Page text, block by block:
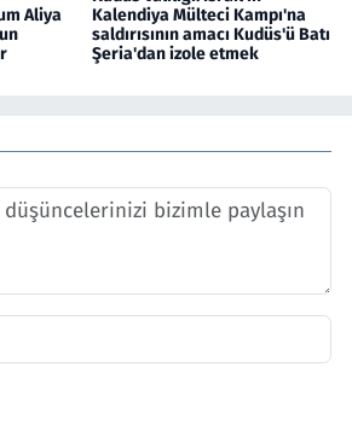
Aliya
Kalendiya Mülteci Kampı'na
saldırısının amacı Kudüs'ü Batı
Şeria'dan izole etmek